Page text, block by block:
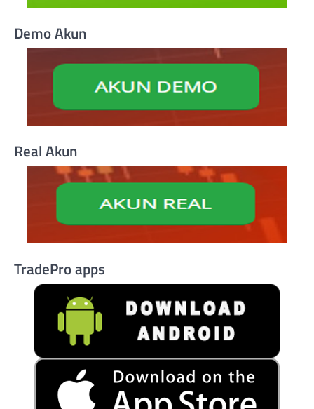
Demo Akun
Real Akun
TradePro apps